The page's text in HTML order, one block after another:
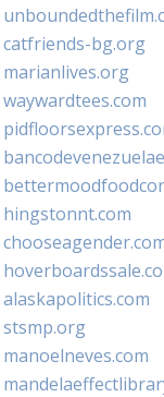
catfriends-bg.org
marianlives.org
waywardtees.com
hingstonnt.com
alaskapolitics.com
stsmp.org
manoelneves.com